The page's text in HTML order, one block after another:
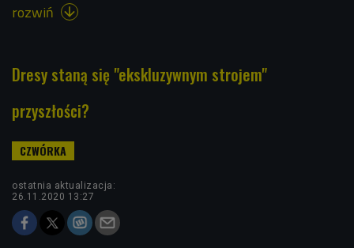
rozwiń 
Dresy staną się "ekskluzywnym strojem"
przyszłości?
ostatnia aktualizacja:
26.11.2020 13:27